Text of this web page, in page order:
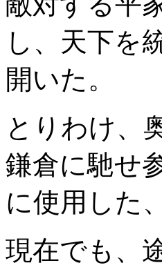
し、天下を
開いた。
とりわけ、
鎌倉に馳せ
に使用した
現在でも、